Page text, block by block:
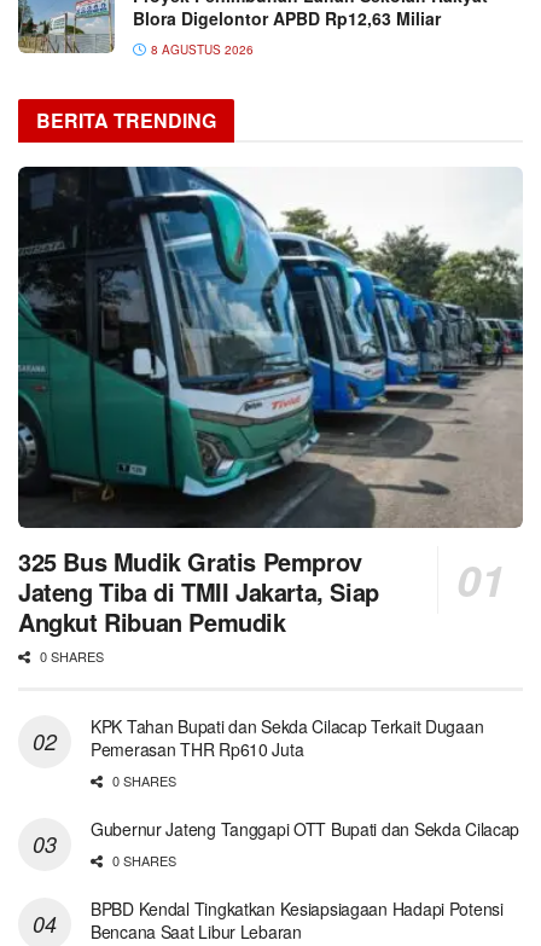
Blora Digelontor APBD Rp12,63 Miliar
8 AGUSTUS 2026
BERITA TRENDING
325 Bus Mudik Gratis Pemprov
Jateng Tiba di TMII Jakarta, Siap
Angkut Ribuan Pemudik
0 SHARES
KPK Tahan Bupati dan Sekda Cilacap Terkait Dugaan
Pemerasan THR Rp610 Juta
0 SHARES
Gubernur Jateng Tanggapi OTT Bupati dan Sekda Cilacap
0 SHARES
BPBD Kendal Tingkatkan Kesiapsiagaan Hadapi Potensi
Bencana Saat Libur Lebaran